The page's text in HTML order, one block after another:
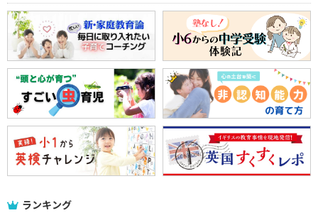
ランキング